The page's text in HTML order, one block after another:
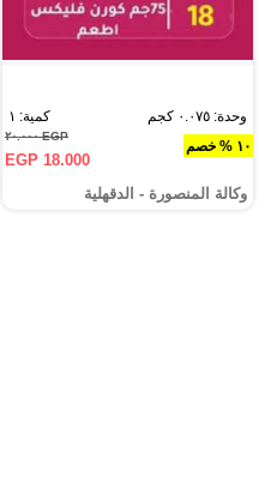
وحدة: ٠.٠٧٥ كجم
كمية: ١
١٠ % خصم
EGP ٢٠.٠٠٠
EGP 18.000
وكالة المنصورة - الدقهلية‎